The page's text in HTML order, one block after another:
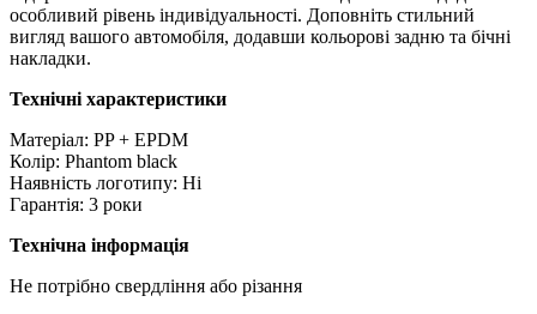
особливий рівень індивідуальності. Доповніть стильний
вигляд вашого автомобіля, додавши кольорові задню та бічні
накладки.
Технічні характеристики
Матеріал: PP + EPDM
Колір: Phantom black
Наявність логотипу: Ні
Гарантія: 3 роки
Технічна інформація
Не потрібно свердління або різання